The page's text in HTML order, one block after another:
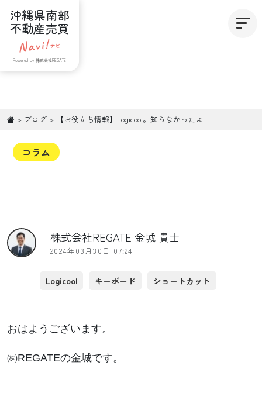
沖縄県南部
不動産売買
Powered by 株式会社REGATE
> ブログ > 【お役立ち情報】Logicool。知らなかったよ
コラム
株式会社REGATE 金城 貴士
2024年03月30日 07:24
Logicool キーボード ショートカット
おはようございます。
㈱REGATEの金城です。